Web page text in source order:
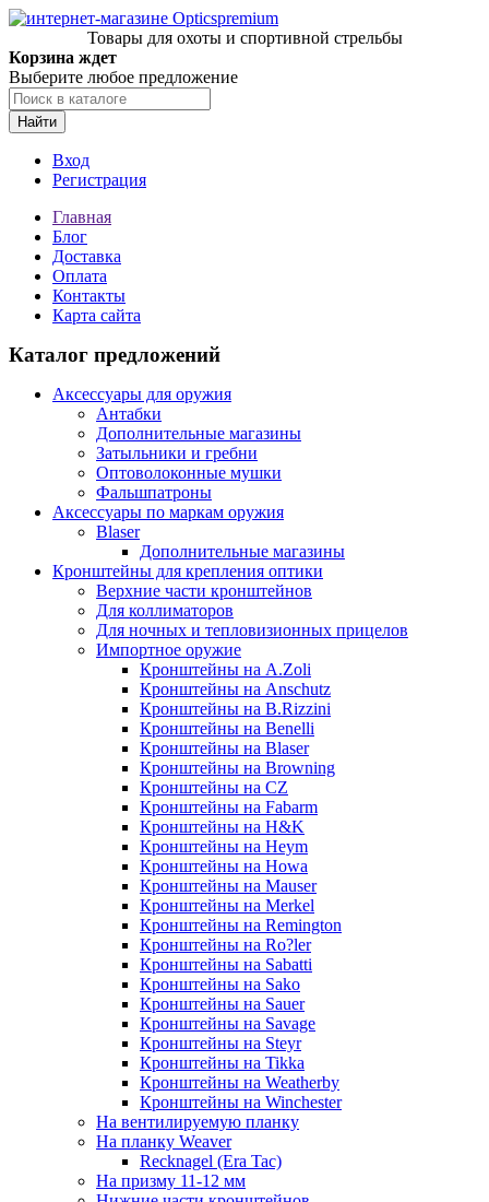
Товары для охоты и спортивной стрельбы
Корзина ждет
Выберите любое предложение
Найти
Вход
Регистрация
Главная
Блог
Доставка
Оплата
Контакты
Карта сайта
Каталог предложений
Аксессуары для оружия
Антабки
Дополнительные магазины
Затыльники и гребни
Оптоволоконные мушки
Фальшпатроны
Аксессуары по маркам оружия
Blaser
Дополнительные магазины
Кронштейны для крепления оптики
Верхние части кронштейнов
Для коллиматоров
Для ночных и тепловизионных прицелов
Импортное оружие
Кронштейны на A.Zoli
Кронштейны на Anschutz
Кронштейны на B.Rizzini
Кронштейны на Benelli
Кронштейны на Blaser
Кронштейны на Browning
Кронштейны на CZ
Кронштейны на Fabarm
Кронштейны на H&K
Кронштейны на Heym
Кронштейны на Howa
Кронштейны на Mauser
Кронштейны на Merkel
Кронштейны на Remington
Кронштейны на Ro?ler
Кронштейны на Sabatti
Кронштейны на Sako
Кронштейны на Sauer
Кронштейны на Savage
Кронштейны на Steyr
Кронштейны на Tikka
Кронштейны на Weatherby
Кронштейны на Winchester
На вентилируемую планку
На планку Weaver
Recknagel (Era Tac)
На призму 11-12 мм